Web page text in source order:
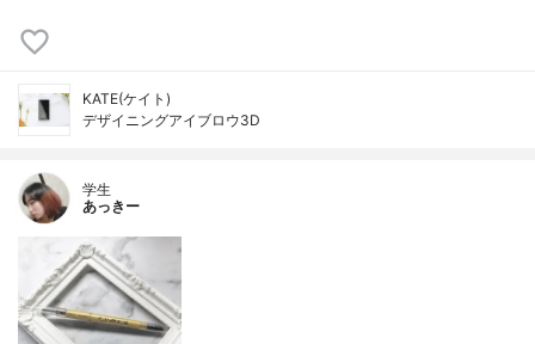
KATE(ケイト)
デザイニングアイブロウ3D
学生
あっきー